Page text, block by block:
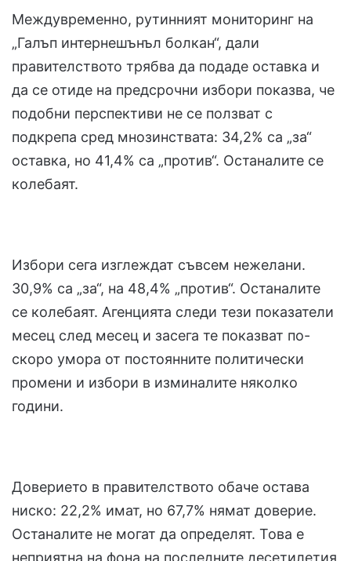
Междувременно, рутинният мониторинг на
„Галъп интернешънъл болкан“, дали
правителството трябва да подаде оставка и
да се отиде на предсрочни избори показва, че
подобни перспективи не се ползват с
подкрепа сред мнозинствата: 34,2% са „за“
оставка, но 41,4% са „против“. Останалите се
колебаят.
Избори сега изглеждат съвсем нежелани.
30,9% са „за“, на 48,4% „против“. Останалите
се колебаят. Агенцията следи тези показатели
месец след месец и засега те показват по-
скоро умора от постоянните политически
промени и избори в изминалите няколко
години.
Доверието в правителството обаче остава
ниско: 22,2% имат, но 67,7% нямат доверие.
Останалите не могат да определят. Това е
неприятна на фона на последните десетилетия